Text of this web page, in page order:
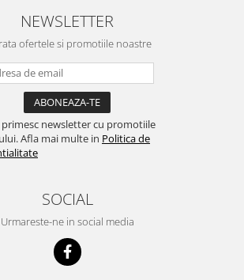
NEWSLETTER
ofertele si promotiile noastre
primesc newsletter cu promotiile
Afla mai multe in Politica de
SOCIAL
Urmareste-ne in social media